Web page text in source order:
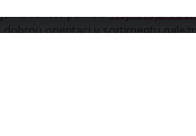
naleznete pomocíNejnovější
dobrou orientaci v sortimentu